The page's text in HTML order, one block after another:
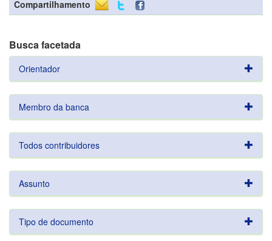
Compartilhamento
Busca facetada
Orientador
Membro da banca
Todos contribuidores
Assunto
Tipo de documento